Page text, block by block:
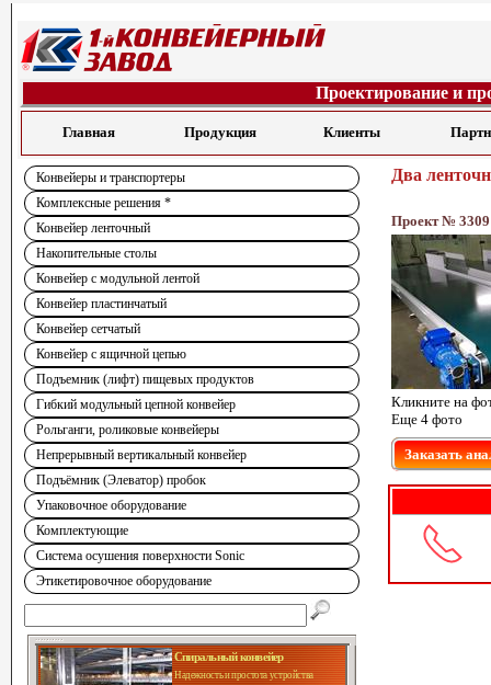
Проектирование и
Главная Продукция Клиенты
Конвейеры и транспортеры
Комплексные решения *
Конвейер ленточный
Накопительные столы
Конвейер с модульной лентой
Конвейер пластинчатый
Конвейер сетчатый
Конвейер с ящичной цепью
Подъемник (лифт) пищевых продуктов
Гибкий модульный цепной конвейер
Рольганги, роликовые конвейеры
Непрерывный вертикальный конвейер
Подъёмник (Элеватор) пробок
Упаковочное оборудование
Комплектующие
Система осушения поверхности Sonic
Этикетировочное оборудование
Спиральный конвейер
Надежность и простота устройства
Два
Проект № 3309
Кликните на
Еще 4 фото
Заказать